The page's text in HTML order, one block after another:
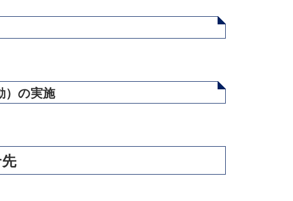
）の実施